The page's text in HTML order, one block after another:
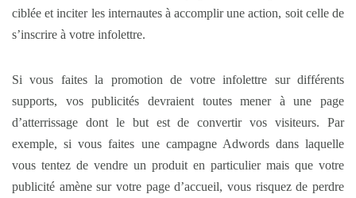
ciblée et inciter les internautes à accomplir une action, soit celle de
s’inscrire à votre infolettre.
Si vous faites la promotion de votre infolettre sur différents
supports, vos publicités devraient toutes mener à une page
d’atterrissage dont le but est de convertir vos visiteurs. Par
exemple, si vous faites une campagne Adwords dans laquelle
vous tentez de vendre un produit en particulier mais que votre
publicité amène sur votre page d’accueil, vous risquez de perdre